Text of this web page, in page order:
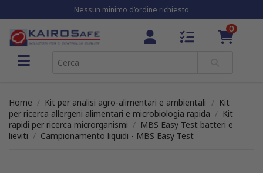
Nessun minimo d’ordine richiesto
0
Home Kit per analisi agro-alimentari e ambientali
Kit
per ricerca allergeni alimentari e microbiologia rapida
Kit
rapidi per ricerca microrganismi
MBS Easy Test batteri e
lieviti
Campionamento liquidi - MBS Easy Test